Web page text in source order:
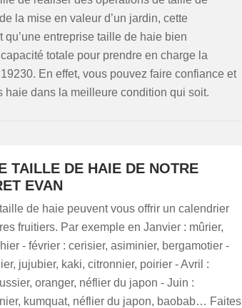
la mise en valeur d’un jardin, cette
entreprise taille de haie bien
totale pour prendre en charge la
En effet, vous pouvez faire confiance et
haie dans la meilleure condition qui soit.
TAILLE DE HAIE DE NOTRE
EVAN
de haie peuvent vous offrir un calendrier
fruitiers. Par exemple en Janvier : mûrier,
- février : cerisier, asiminier, bergamotier -
jujubier, kaki, citronnier, poirier - Avril :
oranger, néflier du japon - Juin :
kumquat, néflier du japon, baobab… Faites